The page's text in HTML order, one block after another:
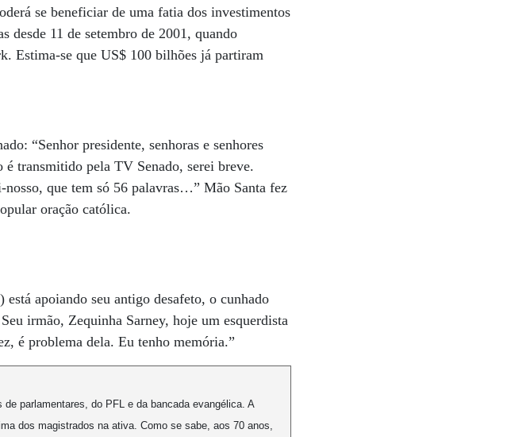
se beneficiar de uma fatia dos investimentos
desde 11 de setembro de 2001, quando
Estima-se que US$ 100 bilhões já partiram
“Senhor presidente, senhoras e senhores
é transmitido pela TV Senado, serei breve.
que tem só 56 palavras…” Mão Santa fez
oração católica.
apoiando seu antigo desafeto, o cunhado
irmão, Zequinha Sarney, hoje um esquerdista
é problema dela. Eu tenho memória.”
parlamentares, do PFL e da bancada evangélica. A
dos magistrados na ativa. Como se sabe, aos 70 anos,